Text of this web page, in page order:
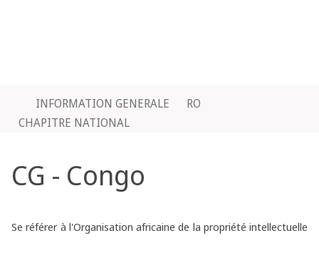
INFORMATION GENERALE
RO
CHAPITRE NATIONAL
CG - Congo
Se référer à l'Organisation africaine de la propriété intellectuelle